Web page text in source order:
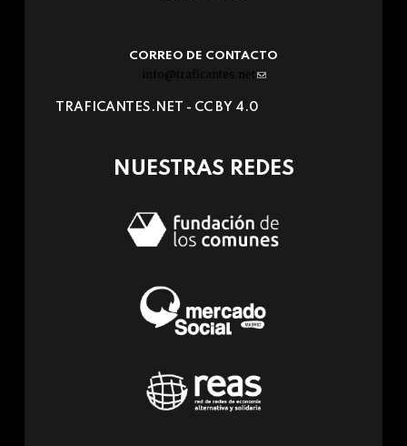
CORREO DE CONTACTO
info@traficantes.net (link
e-
TRAFICANTES.NET - CC BY 4.0
NUESTRAS REDES